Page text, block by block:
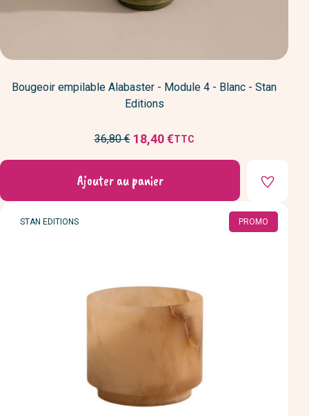
Bougeoir empilable Alabaster - Module 4 - Blanc - Stan
Editions
Prix
base
36,80 €
Prix
réduit
18,40 €TTC
Ajouter au panier
MARQUE
STAN EDITIONS PROMO